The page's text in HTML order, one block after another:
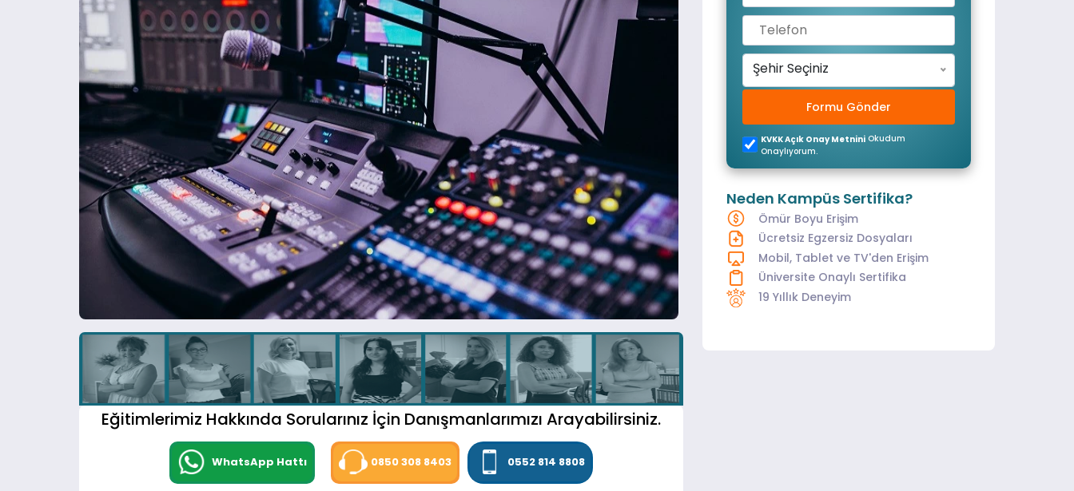
Eğitimlerimiz Hakkında Sorularınız İçin Danışmanlarımızı Arayabilirsiniz.
WhatsApp Hattı 0850 308 8403 0552 814 8808
Şehir Seçiniz
Formu Gönder
KVKK Açık Onay Metnini Okudum
Onaylıyorum.
Neden Kampüs Sertifika?
Ömür Boyu Erişim
Ücretsiz Egzersiz Dosyaları
Mobil, Tablet ve TV'den Erişim
Üniversite Onaylı Sertifika
19 Yıllık Deneyim